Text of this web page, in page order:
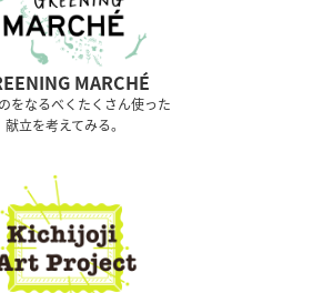
MARCHÉ
をなるべくたくさん使った
献立を考えてみる。